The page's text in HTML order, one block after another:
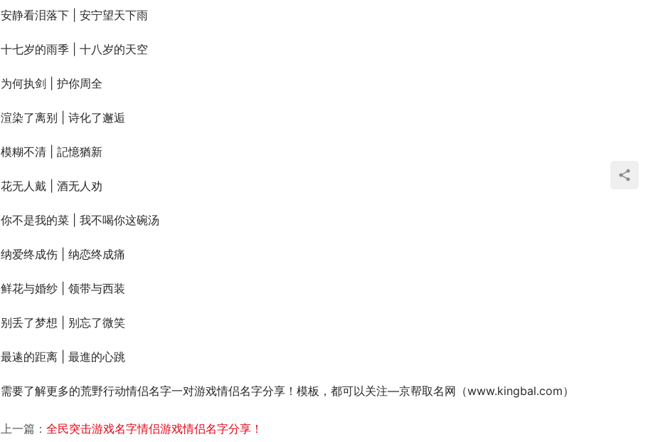
安静看泪落下 | 安宁望天下雨
十七岁的雨季 | 十八岁的天空
为何执剑 | 护你周全
渲染了离别 | 诗化了邂逅
模糊不清 | 記憶猶新
花无人戴 | 酒无人劝
你不是我的菜 | 我不喝你这碗汤
纳爱终成伤 | 纳恋终成痛
鲜花与婚纱 | 领带与西装
别丢了梦想 | 别忘了微笑
最逺的距离 | 最進的心跳
需要了解更多的荒野行动情侣名字一对游戏情侣名字分享！模板，都可以关注—京帮取名网（www.kingbal.com）
上一篇： 全民突击游戏名字情侣游戏情侣名字分享！